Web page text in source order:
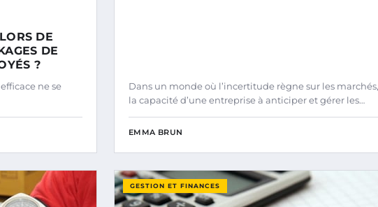
DE
DE
?
ne se
Dans un monde où l’incertitude règne sur les marchés,
la capacité d’une entreprise à anticiper et gérer les…
EMMA BRUN
GESTION ET FINANCES